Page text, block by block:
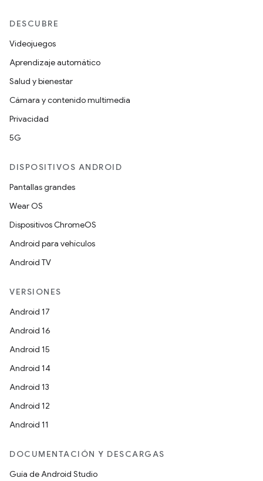
DESCUBRE
Videojuegos
Aprendizaje automático
Salud y bienestar
Cámara y contenido multimedia
Privacidad
5G
DISPOSITIVOS ANDROID
Pantallas grandes
Wear OS
Dispositivos ChromeOS
Android para vehículos
Android TV
VERSIONES
Android 17
Android 16
Android 15
Android 14
Android 13
Android 12
Android 11
DOCUMENTACIÓN Y DESCARGAS
Guía de Android Studio